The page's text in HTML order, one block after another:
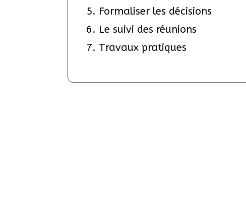
5. Formaliser les décisions
6. Le suivi des réunions
7. Travaux pratiques